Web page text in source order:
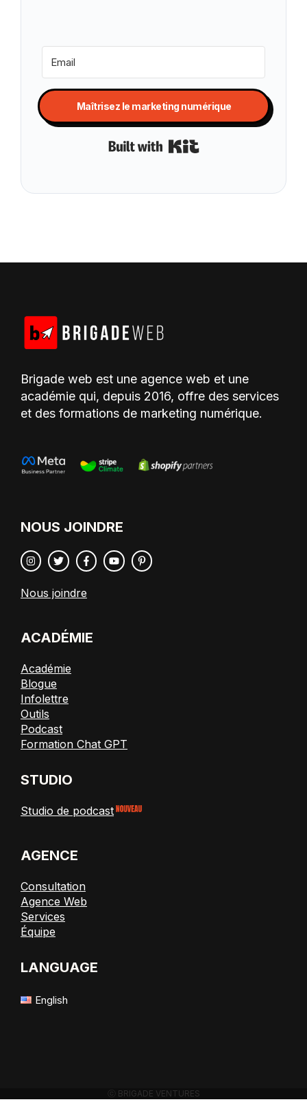
Maîtrisez le marketing numérique
Brigade web est une agence web et une
académie qui, depuis 2016, offre des services
et des formations de marketing numérique.
NOUS JOINDRE
Nous joindre
ACADÉMIE
Académie
Blogue
Infolettre
Outils
Podcast
Formation Chat GPT
STUDIO
Studio de podcast
AGENCE
Consultation
Agence Web
Services
Équipe
LANGUAGE
English
ⓒ BRIGADE VENTURES